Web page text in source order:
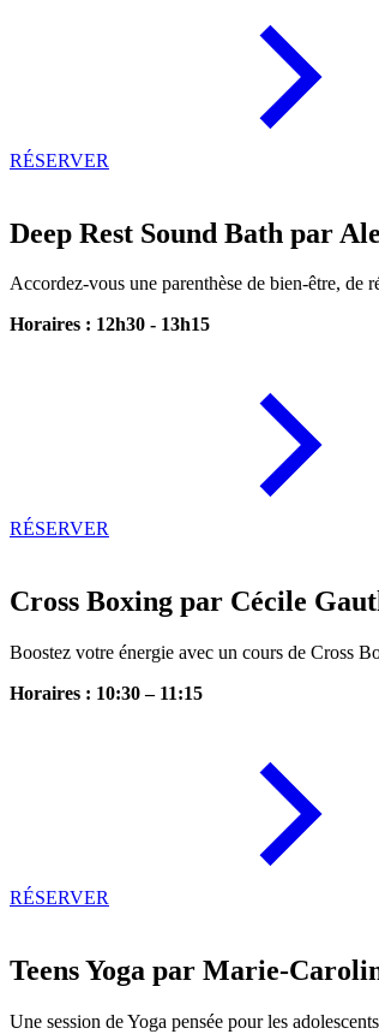
RÉSERVER
Deep Rest Sound Bath par
Accordez-vous une parenthèse de bien-être, de
Horaires : 12h30 - 13h15
RÉSERVER
Cross Boxing par Cécile
Boostez votre énergie avec un cours de Cross
Horaires : 10:30 – 11:15
RÉSERVER
Teens Yoga par Marie-
Une session de Yoga pensée pour les